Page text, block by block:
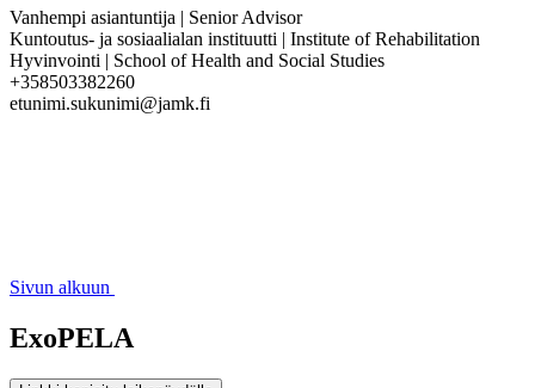
Vanhempi asiantuntija | Senior Advisor
Kuntoutus- ja sosiaalialan instituutti | Institute of Rehabilitation
Hyvinvointi | School of Health and Social Studies
+358503382260
etunimi.sukunimi@jamk.fi
Sivun alkuun
ExoPELA